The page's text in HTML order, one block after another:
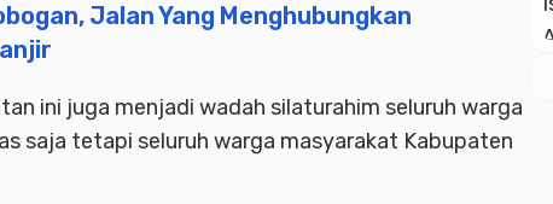
Jalan Yang Menghubungkan
ini juga menjadi wadah silaturahim seluruh warga
saja tetapi seluruh warga masyarakat Kabupaten